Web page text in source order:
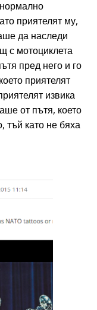
приятелят му,
да наследи
с мотоциклета
пред него и го
приятелят
извика
от пътя, което
тъй като не бяха